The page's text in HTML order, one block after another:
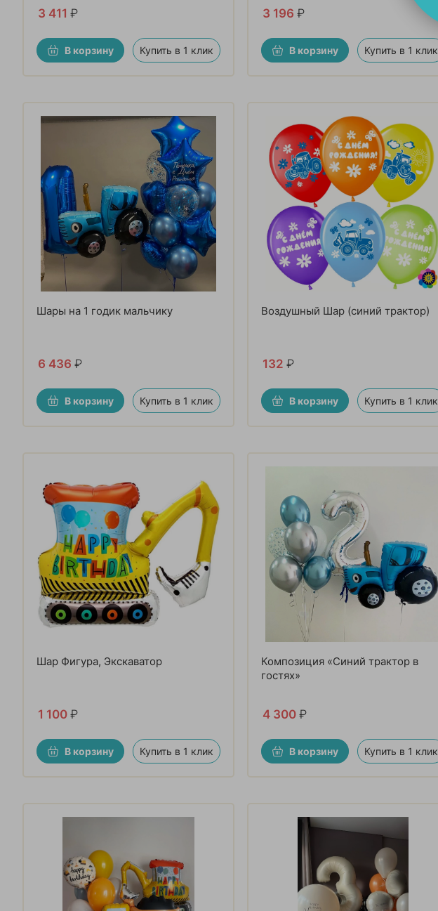
3 411 ₽
В корзину Купить в 1 клик
3 196 ₽
В корзину Купить в 1 клик
Шары на 1 годик мальчику
6 436 ₽
В корзину Купить в 1 клик
Воздушный Шар (синий трактор)
132 ₽
В корзину Купить в 1 клик
Шар Фигура, Экскаватор
1 100 ₽
В корзину Купить в 1 клик
Композиция «Синий трактор в
гостях»
4 300 ₽
В корзину Купить в 1 клик